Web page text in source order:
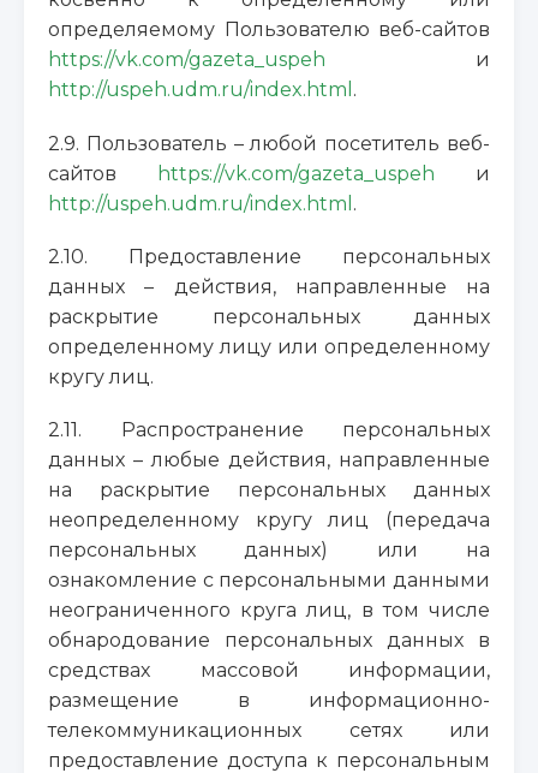
определяемому Пользователю веб-сайтов
https://vk.com/gazeta_uspeh и
http://uspeh.udm.ru/index.html .
2.9. Пользователь – любой посетитель веб-
сайтов
https://vk.com/gazeta_uspeh и
http://uspeh.udm.ru/index.html .
2.10. Предоставление персональных
данных – действия, направленные на
раскрытие персональных данных
определенному лицу или определенному
кругу лиц.
2.11. Распространение персональных
данных – любые действия, направленные
на раскрытие персональных данных
неопределенному кругу лиц (передача
персональных данных) или на
ознакомление с персональными данными
неограниченного круга лиц, в том числе
обнародование персональных данных в
средствах массовой информации,
размещение в информационно-
телекоммуникационных сетях или
предоставление доступа к персональным